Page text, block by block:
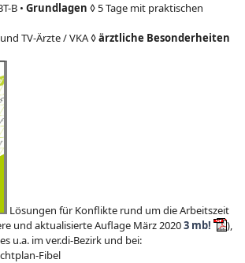
B • Grundlagen ◊ 5 Tage mit praktischen
TV-Ärzte / VKA ◊ärztliche Besonderheiten
Lösungen für Konflikte rund um die Arbeitszeit
und aktualisierte Auflage März 20203 mb!
),
u.a. im ver.di-Bezirk und bei:
Fibel